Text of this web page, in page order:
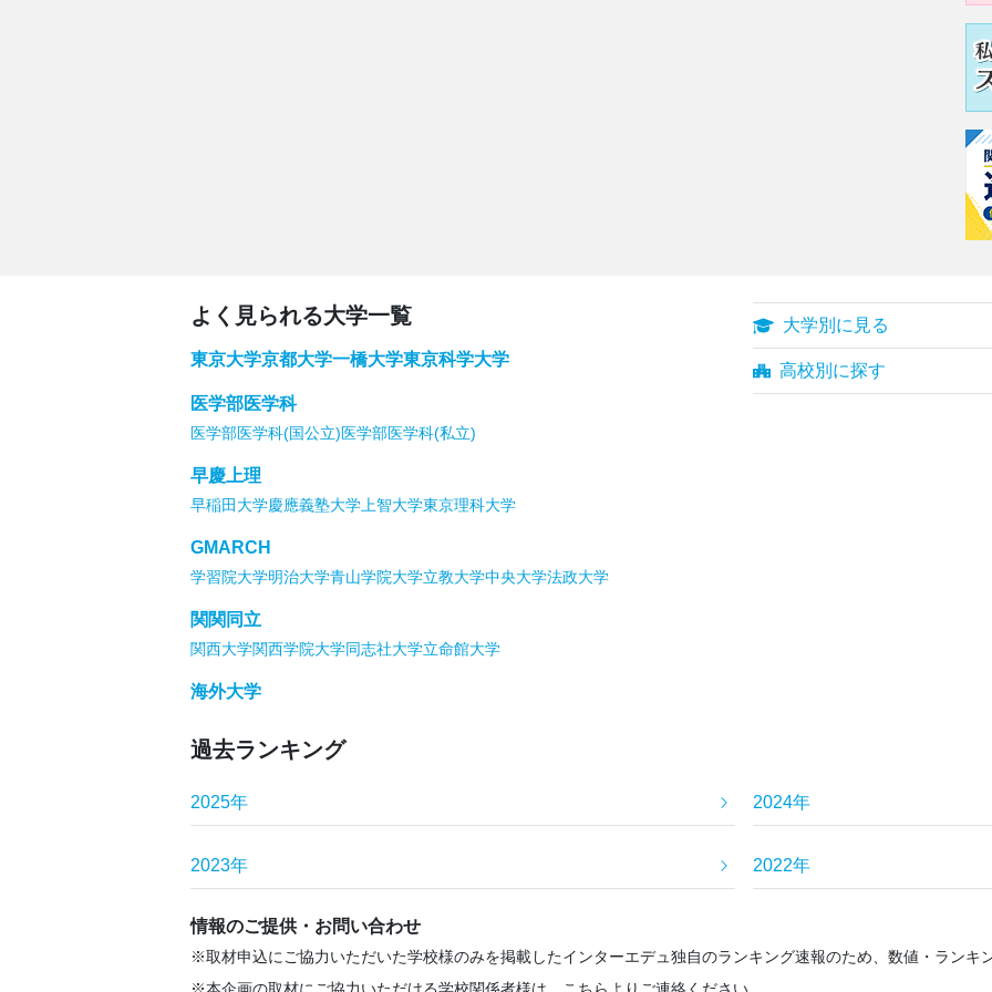
よく見られる大学一覧
東京大学京都大学一橋大学東京科学大学
医学部医学科
医学部医学科(国公立)医学部医学科(私立)
早慶上理
早稲田大学慶應義塾大学 上智大学東京理科大学
GMARCH
学習院大学明治大学青山学院大学立教大学中央大学法政大学
関関同立
関西大学関西学院大学同志社大学立命館大学
海外大学
大学別に見る
高校別に探す
過去ランキング
2025年 2024年
2023年 2022年
情報のご提供・お問い合わせ
取材申込にご協力いただいた学校様のみを掲載したインターエデュ独自のランキング速報のため、数値・ランキ